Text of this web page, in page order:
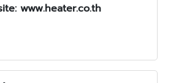
www.heater.co.th